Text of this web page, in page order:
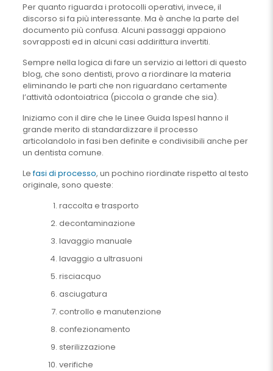
Per quanto riguarda i protocolli operativi, invece, il
discorso si fa più interessante. Ma è anche la parte del
documento più confusa. Alcuni passaggi appaiono
sovrapposti ed in alcuni casi addirittura invertiti.
Sempre nella logica di fare un servizio ai lettori di questo
blog, che sono dentisti, provo a riordinare la materia
eliminando le parti che non riguardano certamente
l’attività odontoiatrica (piccola o grande che sia).
Iniziamo con il dire che le Linee Guida Ispesl hanno il
grande merito di standardizzare il processo
articolandolo in fasi ben definite e condivisibili anche per
un dentista comune.
Lefasi di processo, un pochino riordinate rispetto al testo
originale, sono queste:
raccolta e trasporto
decontaminazione
lavaggio manuale
lavaggio a ultrasuoni
risciacquo
asciugatura
controllo e manutenzione
confezionamento
sterilizzazione
verifiche